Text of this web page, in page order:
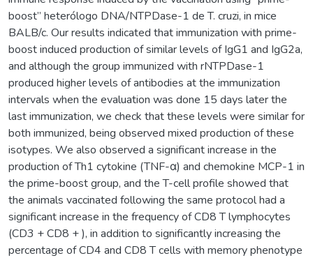
boost” heterólogo DNA/NTPDase-1 de T. cruzi, in mice
BALB/c. Our results indicated that immunization with prime-
boost induced production of similar levels of IgG1 and IgG2a,
and although the group immunized with rNTPDase-1
produced higher levels of antibodies at the immunization
intervals when the evaluation was done 15 days later the
last immunization, we check that these levels were similar for
both immunized, being observed mixed production of these
isotypes. We also observed a significant increase in the
production of Th1 cytokine (TNF-α) and chemokine MCP-1 in
the prime-boost group, and the T-cell profile showed that
the animals vaccinated following the same protocol had a
significant increase in the frequency of CD8 T lymphocytes
(CD3 + CD8 + ), in addition to significantly increasing the
percentage of CD4 and CD8 T cells with memory phenotype